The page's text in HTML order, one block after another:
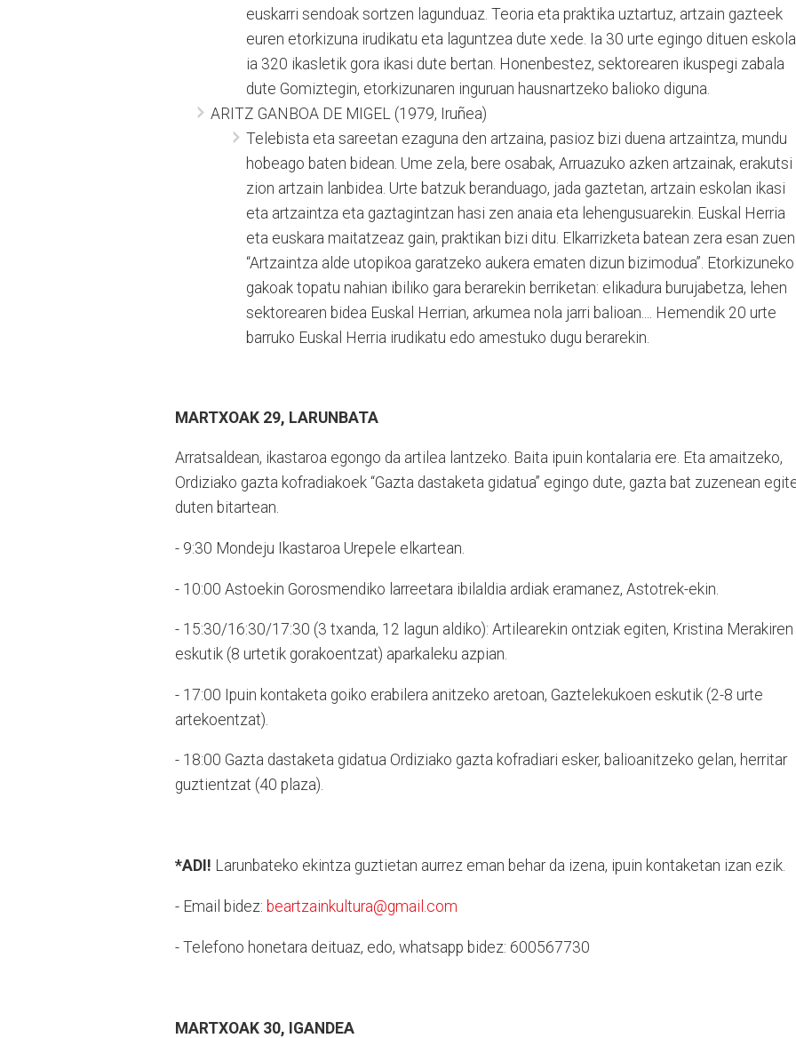
euskarri sendoak sortzen lagunduaz. Teoria eta praktika uztartuz, artzain gazteek
euren etorkizuna irudikatu eta laguntzea dute xede. Ia 30 urte egingo dituen
ia 320 ikasletik gora ikasi dute bertan. Honenbestez, sektorearen ikuspegi zabala
dute Gomiztegin, etorkizunaren inguruan hausnartzeko balioko diguna.
ARITZ GANBOA DE MIGEL (1979, Iruñea)
Telebista eta sareetan ezaguna den artzaina, pasioz bizi duena artzaintza, mundu
hobeago baten bidean. Ume zela, bere osabak, Arruazuko azken artzainak, erakutsi
zion artzain lanbidea. Urte batzuk beranduago, jada gaztetan, artzain eskolan ikasi
eta artzaintza eta gaztagintzan hasi zen anaia eta lehengusuarekin. Euskal Herria
eta euskara maitatzeaz gain, praktikan bizi ditu. Elkarrizketa batean zera esan
“Artzaintza alde utopikoa garatzeko aukera ematen dizun bizimodua”. Etorkizuneko
gakoak topatu nahian ibiliko gara berarekin berriketan: elikadura burujabetza, lehen
sektorearen bidea Euskal Herrian, arkumea nola jarri balioan.... Hemendik 20 urte
barruko Euskal Herria irudikatu edo amestuko dugu berarekin.
MARTXOAK 29, LARUNBATA
Arratsaldean, ikastaroa egongo da artilea lantzeko. Baita ipuin kontalaria ere. Eta amaitzeko,
Ordiziako gazta kofradiakoek “Gazta dastaketa gidatua” egingo dute, gazta bat zuzenean
duten bitartean.
- 9:30 Mondeju Ikastaroa Urepele elkartean.
- 10:00 Astoekin Gorosmendiko larreetara ibilaldia ardiak eramanez, Astotrek-ekin.
- 15:30/16:30/17:30 (3 txanda, 12 lagun aldiko): Artilearekin ontziak egiten, Kristina Merakiren
eskutik (8 urtetik gorakoentzat) aparkaleku azpian.
- 17:00 Ipuin kontaketa goiko erabilera anitzeko aretoan, Gaztelekukoen eskutik (2-8 urte
artekoentzat).
- 18:00 Gazta dastaketa gidatua Ordiziako gazta kofradiari esker, balioanitzeko gelan, herritar
guztientzat (40 plaza).
*ADI! Larunbateko ekintza guztietan aurrez eman behar da izena, ipuin kontaketan izan ezik.
- Email bidez: beartzainkultura@gmail.com
- Telefono honetara deituaz, edo, whatsapp bidez: 600567730
MARTXOAK 30, IGANDEA